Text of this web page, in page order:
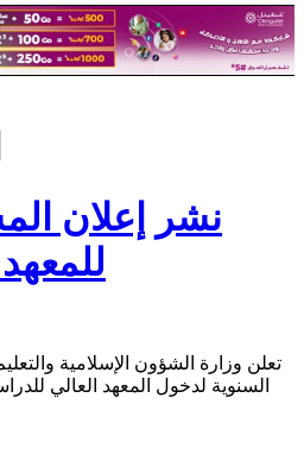
نشر إعلان
تعلن وزارة الشؤون الإسلامية
السنوية لدخول المعهد العالي